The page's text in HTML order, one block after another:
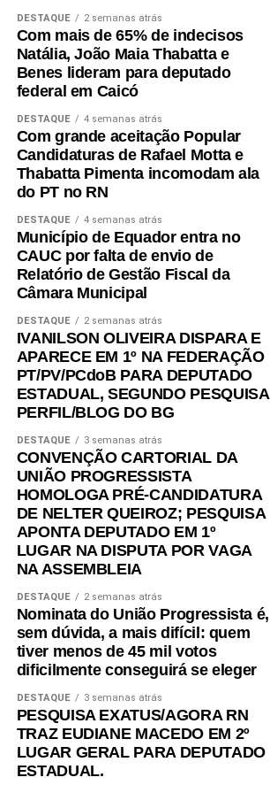
DESTAQUE 2 semanas atrás
Com mais de 65% de indecisos
Natália, João Maia Thabatta e
Benes lideram para deputado
federal em Caicó
DESTAQUE 4 semanas atrás
Com grande aceitação Popular
Candidaturas de Rafael Motta e
Thabatta Pimenta incomodam ala
do PT no RN
DESTAQUE 4 semanas atrás
Município de Equador entra no
CAUC por falta de envio de
Relatório de Gestão Fiscal da
Câmara Municipal
DESTAQUE 2 semanas atrás
IVANILSON OLIVEIRA DISPARA E
APARECE EM 1º NA FEDERAÇÃO
PT/PV/PCdoB PARA DEPUTADO
ESTADUAL, SEGUNDO PESQUISA
PERFIL/BLOG DO BG
DESTAQUE 3 semanas atrás
CONVENÇÃO CARTORIAL DA
UNIÃO PROGRESSISTA
HOMOLOGA PRÉ-CANDIDATURA
DE NELTER QUEIROZ; PESQUISA
APONTA DEPUTADO EM 1º
LUGAR NA DISPUTA POR VAGA
NA ASSEMBLEIA
DESTAQUE 2 semanas atrás
Nominata do União Progressista é,
sem dúvida, a mais difícil: quem
tiver menos de 45 mil votos
dificilmente conseguirá se eleger
DESTAQUE 3 semanas atrás
PESQUISA EXATUS/AGORA RN
TRAZ EUDIANE MACEDO EM 2º
LUGAR GERAL PARA DEPUTADO
ESTADUAL.